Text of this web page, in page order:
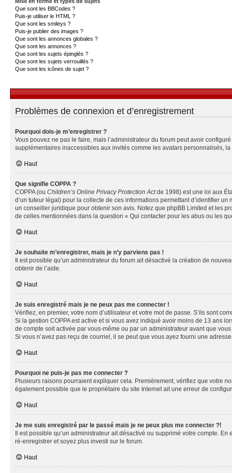
Que sont les BBCodes ?
Puis-je utiliser le HTML ?
Que sont les smileys ?
Puis-je publier des images ?
Que sont les annonces globales ?
Que sont les annonces ?
Que sont les sujets épinglés ?
Que sont les sujets verrouillés ?
Que sont les icônes de sujet ?
Problèmes de connexion et d’enregistrement
Pourquoi dois-je m’enregistrer ?
Vous pouvez ne pas le faire, mais l’administrateur du forum peut avoir
supplémentaires inaccessibles aux invités comme les avatars personnalisés,
Haut
Que signifie COPPA ?
COPPA (ou Children’s Online Privacy Protection Actde 1998) est une loi aux
d’un tuteur légal) pour la collecte de ces informations permettant d’identifier
un conseiller juridique pour obtenir son avis. Notez que phpBB Limited et les
de celles mentionnées dans la question « Qui contacter pour les abus ou les
Haut
Je souhaite m’enregistrer, mais je n’y parviens pas !
Il est possible qu’un administrateur du forum ait désactivé la création de
obtenir de l’aide.
Haut
Je suis enregistré mais je ne peux pas me connecter !
Vérifiez, en premier, votre nom d’utilisateur et votre mot de passe. S’ils sont
Si la gestion COPPA est active et si vous avez indiqué avoir moins de 13 ans
de compte soit activée par vous-même ou par un administrateur avant que
Si vous n’avez pas reçu de courriel, il se peut que vous ayez fourni une
Haut
Pourquoi ne puis-je pas me connecter ?
Plusieurs raisons pourraient expliquer cela. Premièrement, vérifiez que votre
également possible que le propriétaire du site Internet ait une erreur de
Haut
Je me suis enregistré par le passé mais je ne peux plus me connecter ?!
Il est possible qu’un administrateur ait désactivé ou supprimé votre compte.
ré-enregistrer et soyez plus investi sur le forum.
Haut